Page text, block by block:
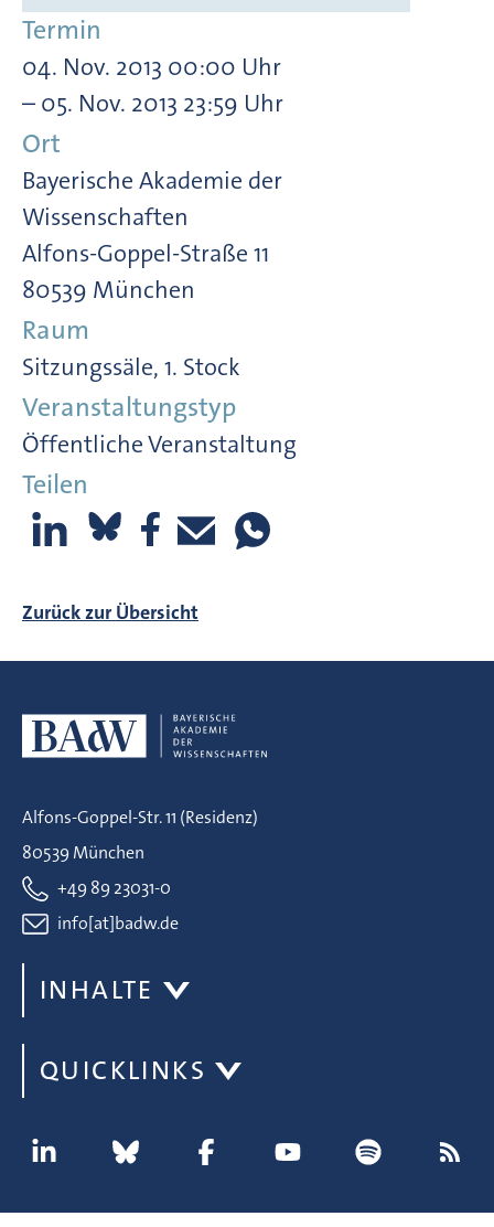
Termin
04. Nov. 2013 00:00 Uhr
– 05. Nov. 2013 23:59 Uhr
Ort
Bayerische Akademie der
Wissenschaften
Alfons-Goppel-Straße 11
80539 München
Raum
Sitzungssäle, 1. Stock
Veranstaltungstyp
Öffentliche Veranstaltung
Teilen
Zurück zur Übersicht
Alfons-Goppel-Str. 11 (Residenz)
80539 München
+49 89 23031-0
info[at]badw.de
INHALTE
QUICKLINKS